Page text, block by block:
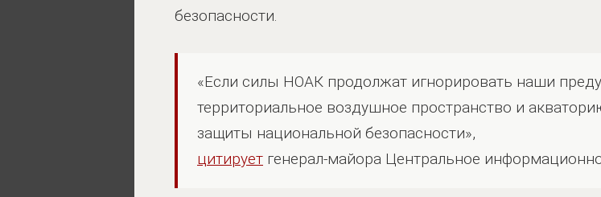
безопасности.
«Если силы НОАК продолжат игнорировать наши
территориальное воздушное пространство и
защиты национальной безопасности»,
цитирует генерал-майора Центральное